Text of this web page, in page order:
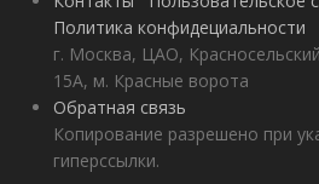
Политика конфидециальности
г. Москва, ЦАО,
15А, м. Красные ворота
Обратная связь
Копирование разрешено при
гиперссылки.